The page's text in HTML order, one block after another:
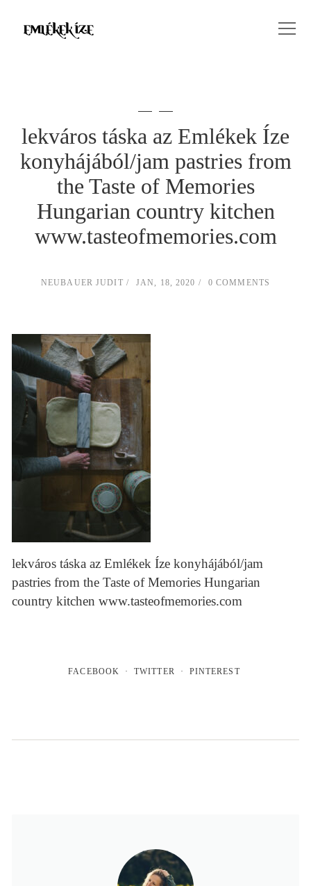
lekváros táska az Emlékek Íze
konyhájából/jam pastries from
the Taste of Memories
Hungarian country kitchen
www.tasteofmemories.com
NEUBAUER JUDIT JAN, 18, 2020 0 COMMENTS
lekváros táska az Emlékek Íze konyhájából/jam
pastries from the Taste of Memories Hungarian
country kitchen www.tasteofmemories.com
FACEBOOK TWITTER PINTEREST